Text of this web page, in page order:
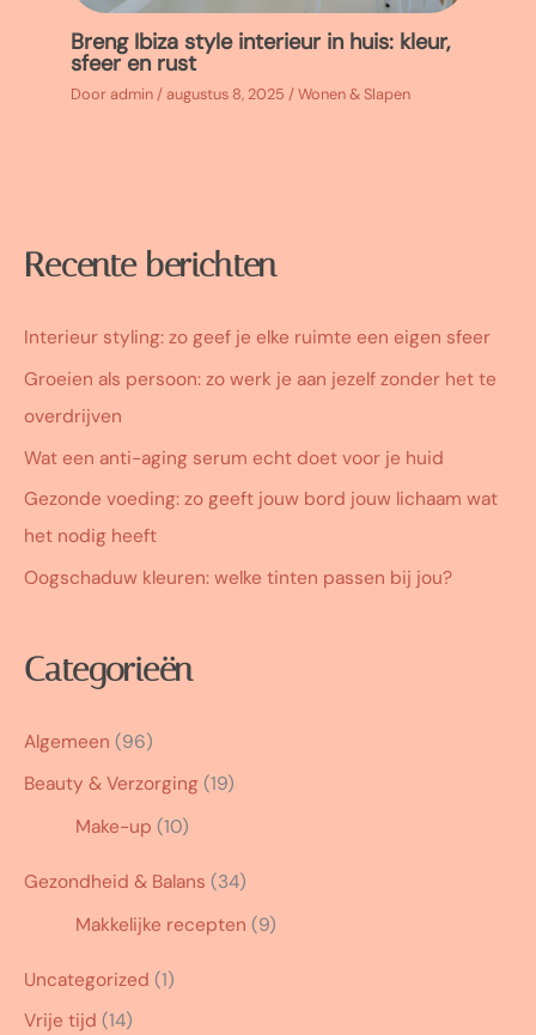
Breng Ibiza style interieur in huis: kleur,
sfeer en rust
Dooradmin /augustus 8, 2025 /Wonen & Slapen
Recente berichten
Interieur styling: zo geef je elke ruimte een eigen sfeer
Groeien als persoon: zo werk je aan jezelf zonder het te
overdrijven
Wat een anti-aging serum echt doet voor je huid
Gezonde voeding: zo geeft jouw bord jouw lichaam wat
het nodig heeft
Oogschaduw kleuren: welke tinten passen bij jou?
Categorieën
Algemeen (96)
Beauty & Verzorging (19)
Make-up (10)
Gezondheid & Balans (34)
Makkelijke recepten (9)
Uncategorized (1)
Vrije tijd (14)